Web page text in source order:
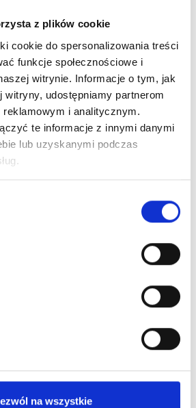
z plików cookie
cookie do spersonalizowania treści
funkcje społecznościowe i
witrynie. Informacje o tym, jak
udostępniamy partnerom
reklamowym i analitycznym.
te informacje z innymi danymi
lub uzyskanymi podczas
na wszystkie
wiedzieć?